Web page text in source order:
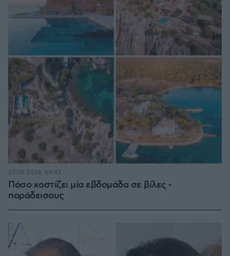
Πόσο κοστίζει μία εβδομάδα σε βίλες -
παράδεισους
07.08.2026, 09:43